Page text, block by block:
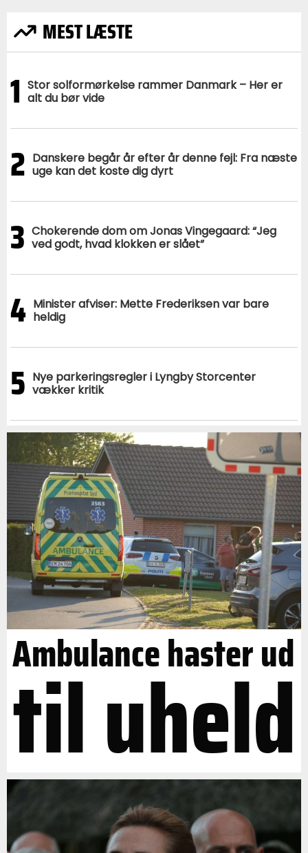
MEST LÆSTE
1 Stor solformørkelse rammer Danmark – Her er
alt du bør vide
2 Danskere begår år efter år denne fejl: Fra næste
uge kan det koste dig dyrt
3 Chokerende dom om Jonas Vingegaard: “Jeg
ved godt, hvad klokken er slået”
4 Minister afviser: Mette Frederiksen var bare
heldig
5 Nye parkeringsregler i Lyngby Storcenter
vækker kritik
Ambulance haster ud
til uheld